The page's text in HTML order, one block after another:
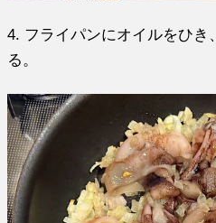
4. フライパンにオイルをひき
る。